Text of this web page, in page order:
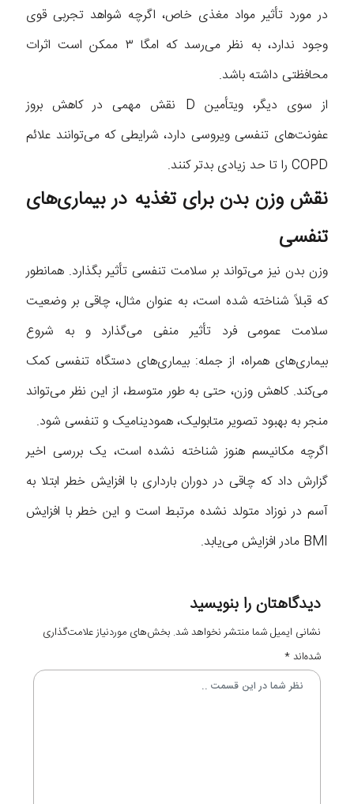
در مورد تأثیر مواد مغذی خاص، اگرچه شواهد تجربی قوی
وجود ندارد، به نظر می‌رسد که امگا ۳ ممکن است اثرات
محافظتی داشته باشد.
از سوی دیگر، ویتأمین D نقش مهمی در کاهش بروز
عفونت‌های تنفسی ویروسی دارد، شرایطی که می‌توانند علائم
COPD را تا حد زیادی بدتر کنند.
نقش وزن بدن برای تغذیه در بیماری‌های
تنفسی
وزن بدن نیز می‌تواند بر سلامت تنفسی تأثیر بگذارد. همانطور
که قبلاً شناخته شده است، به عنوان مثال، چاقی بر وضعیت
سلامت عمومی فرد تأثیر منفی می‌گذارد و به شروع
بیماری‌های همراه، از جمله: بیماری‌های دستگاه تنفسی کمک
می‌کند. کاهش وزن، حتی به طور متوسط، از این نظر می‌تواند
منجر به بهبود تصویر متابولیک، همودینامیک و تنفسی شود.
اگرچه مکانیسم هنوز شناخته نشده است، یک بررسی اخیر
گزارش داد که چاقی در دوران بارداری با افزایش خطر ابتلا به
آسم در نوزاد متولد نشده مرتبط است و این خطر با افزایش
BMI مادر افزایش می‌یابد.
دیدگاهتان را بنویسید
نشانی ایمیل شما منتشر نخواهد شد. بخش‌های موردنیاز علامت‌گذاری
شده‌اند*